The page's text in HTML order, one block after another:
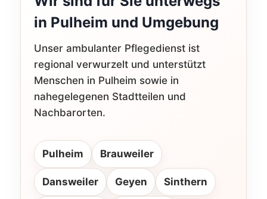
in Pulheim und Umgebung
Unser ambulanter Pflegedienst ist
regional verwurzelt und unterstützt
Menschen in Pulheim sowie in
nahegelegenen Stadtteilen und
Nachbarorten.
Pulheim Brauweiler
Dansweiler Geyen Sinthern